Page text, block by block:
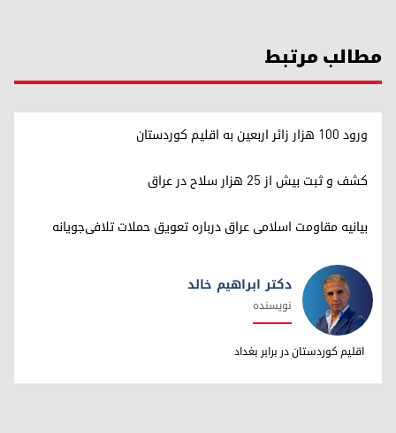
مطالب مرتبط
ورود ۱۰۰ هزار زائر اربعین به اقلیم کوردستان
کشف و ثبت بیش از ۲۵ هزار سلاح در عراق
بیانیه مقاومت اسلامی عراق درباره تعویق حملات تلافی‌جویانه
دکتر ابراهیم خالد
دکتر ابراهیم خالد
نویسنده
اقلیم کوردستان در برابر بغداد